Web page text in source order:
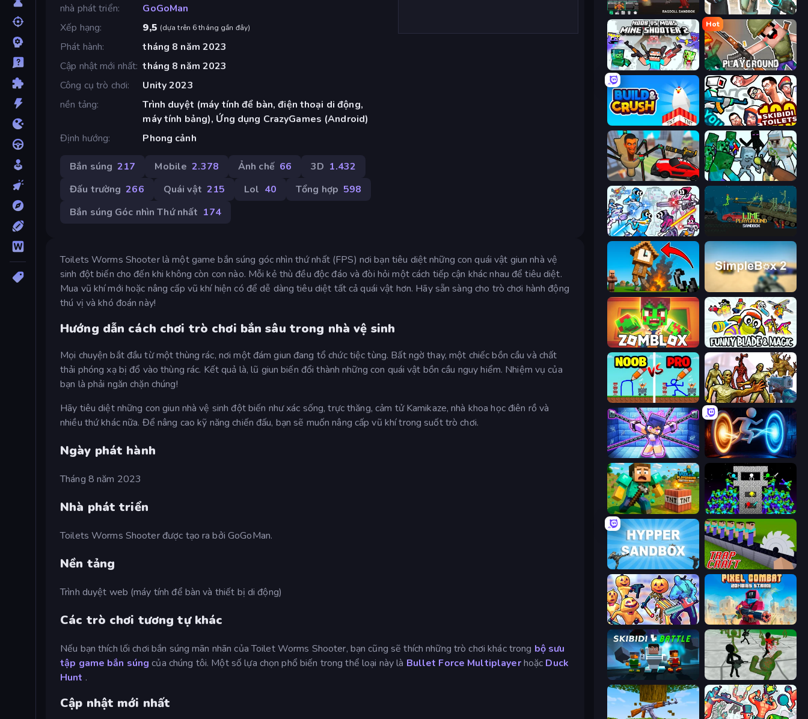
nhà phát triển
GoGoMan
Xếp hạng
9,5 (dựa trên 6 tháng gần đây)
Phát hành
tháng 8 năm 2023
Cập nhật mới nhất tháng 8 năm 2023
Công cụ trò chơi
Unity 2023
nền tảng
Trình duyệt (máy tính để bàn, điện thoại di động,
máy tính bảng), Ứng dụng CrazyGames (Android)
Định hướng
Phong cảnh
Bắn súng 217 Mobile 2.378 Ảnh chế 66 3D 1.432
Đấu trường 266 Quái vật 215 Lol 40 Tổng hợp 598
Bắn súng Góc nhìn Thứ nhất 174
Toilets Worms Shooter là một game bắn súng góc nhìn thứ nhất (FPS) nơi bạn tiêu diệt những con quái vật giun nhà vệ
sinh đột biến cho đến khi không còn con nào. Mỗi kẻ thù đều độc đáo và đòi hỏi một cách tiếp cận khác nhau để tiêu diệt.
Mua vũ khí mới hoặc nâng cấp vũ khí hiện có để dễ dàng tiêu diệt tất cả quái vật hơn. Hãy sẵn sàng cho trò chơi hành động
thú vị và khó đoán này!
Hướng dẫn cách chơi trò chơi bắn sâu trong nhà vệ sinh
Mọi chuyện bắt đầu từ một thùng rác, nơi một đám giun đang tổ chức tiệc tùng. Bất ngờ thay, một chiếc bồn cầu và chất
thải phóng xạ bị đổ vào thùng rác. Kết quả là, lũ giun biến đổi thành những con quái vật bồn cầu nguy hiểm. Nhiệm vụ của
bạn là phải ngăn chặn chúng!
Hãy tiêu diệt những con giun nhà vệ sinh đột biến như xác sống, trực thăng, cảm tử Kamikaze, nhà khoa học điên rồ và
nhiều thứ khác nữa. Để nâng cao kỹ năng chiến đấu, bạn sẽ muốn nâng cấp vũ khí trong suốt trò chơi.
Ngày phát hành
Tháng 8 năm 2023
Nhà phát triển
Toilets Worms Shooter được tạo ra bởi GoGoMan.
Nền tảng
Trình duyệt web (máy tính để bàn và thiết bị di động)
Các trò chơi tương tự khác
Nếu bạn thích lối chơi bắn súng mãn nhãn của Toilet Worms Shooter, bạn cũng sẽ thích những trò chơi khác trong bộ sưu
tập game bắn súng của chúng tôi. Một số lựa chọn phổ biến trong thể loại này là Bullet Force Multiplayerhoặc Duck
Hunt .
Cập nhật mới nhất
Last Play: Ragdoll Sandbox Skibidi Toilets: Infection
Mine Shooter 2: Noob vs Mobs
Hot
Playground
Build and Crush You vs 100 Skibidi Toilets
Cars vs Skibidi Toilet
Space Wars Battleground
Noob Fuse
Zomblox Funny Blade & Magic
DOP Noob: Draw to Save Monster Shooter Apocalypse
Mini Mine Portal Escape
Voxel Playground: Ragdoll Noob Stick Epic Fighter
Hypper Sandbox Trap Craft
Halloween Chainsaw Massacre Pixel Combat: Zombies Strike
Skibidi Battle Stickman Zombie 3D